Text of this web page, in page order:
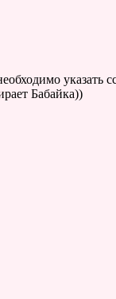
указать
Бабайка))